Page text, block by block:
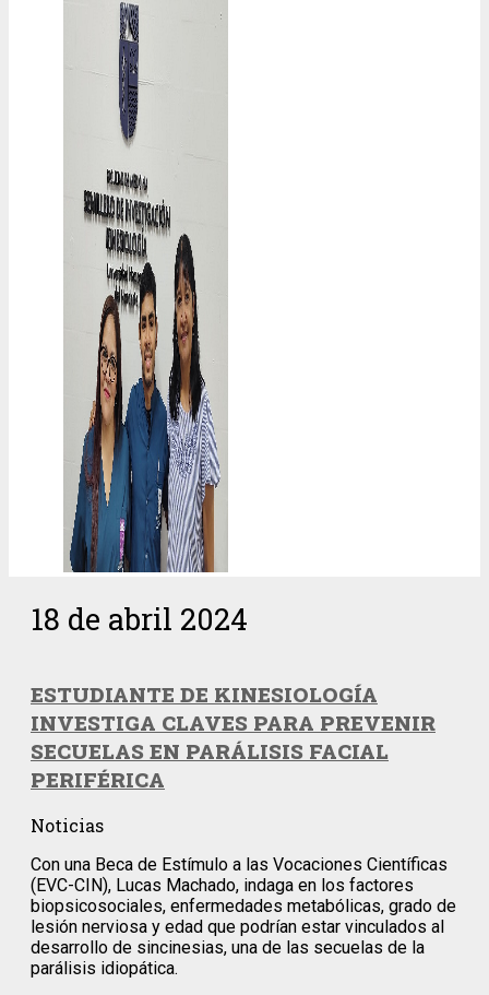
18 de abril 2024
ESTUDIANTE DE KINESIOLOGÍA
INVESTIGA CLAVES PARA PREVENIR
SECUELAS EN PARÁLISIS FACIAL
PERIFÉRICA
Noticias
Con una Beca de Estímulo a las Vocaciones Científicas
(EVC-CIN), Lucas Machado, indaga en los factores
biopsicosociales, enfermedades metabólicas, grado de
lesión nerviosa y edad que podrían estar vinculados al
desarrollo de sincinesias, una de las secuelas de la
parálisis idiopática.